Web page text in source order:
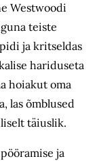
Westwoodi
teiste
ja kritseldas
hariduseta
hoiakut oma
las õmblused
täiuslik.
ja